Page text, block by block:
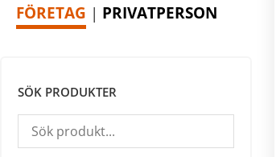
FÖRETAG | PRIVATPERSON
SÖK PRODUKTER